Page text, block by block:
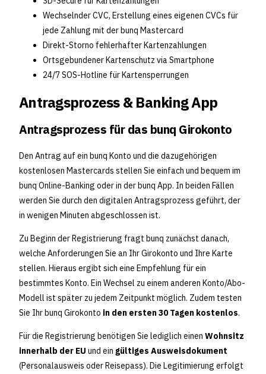
Wechselnder CVC, Erstellung eines eigenen CVCs für
jede Zahlung mit der bunq Mastercard
Direkt-Storno fehlerhafter Kartenzahlungen
Ortsgebundener Kartenschutz via Smartphone
24/7 SOS-Hotline für Kartensperrungen
Antragsprozess & Banking App
Antragsprozess für das bunq Girokonto
Den Antrag auf ein bunq Konto und die dazugehörigen
kostenlosen Mastercards stellen Sie einfach und bequem im
bunq Online-Banking oder in der bunq App. In beiden Fällen
werden Sie durch den digitalen Antragsprozess geführt, der
in wenigen Minuten abgeschlossen ist.
Zu Beginn der Registrierung fragt bunq zunächst danach,
welche Anforderungen Sie an Ihr Girokonto und Ihre Karte
stellen. Hieraus ergibt sich eine Empfehlung für ein
bestimmtes Konto. Ein Wechsel zu einem anderen Konto/Abo-
Modell ist später zu jedem Zeitpunkt möglich. Zudem testen
Sie Ihr bunq Girokonto in den ersten 30 Tagen kostenlos.
Für die Registrierung benötigen Sie lediglich einen Wohnsitz
innerhalb der EU und ein gültiges Ausweisdokument
(Personalausweis oder Reisepass). Die Legitimierung erfolgt